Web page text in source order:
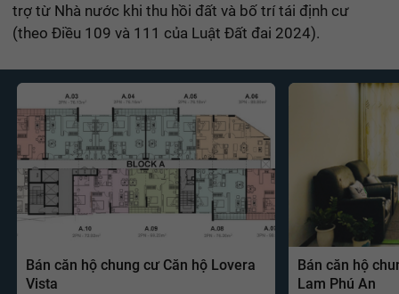
trợ từ Nhà nước khi thu hồi đất và bố trí tái định cư
(theo Điều 109 và 111 của Luật Đất đai 2024).
Bán căn hộ chung cư Căn hộ Lovera
Vista
Bán căn hộ
Lam Phú An